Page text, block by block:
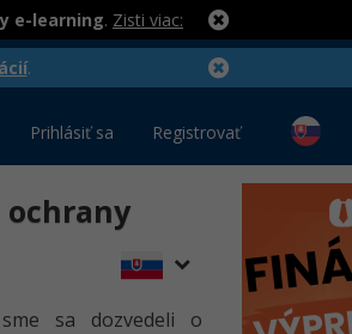
e-learning. Zisti viac:
.
Prihlásiť sa Registrovať
ochrany
sa dozvedeli o